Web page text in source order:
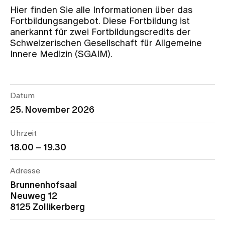
Zuweisende
Events
Aktuelles
Kontakt
Babygalerie
Hier finden Sie alle Informationen über das
Fortbildungsangebot. Diese Fortbildung ist
anerkannt für zwei Fortbildungscredits der
Schweizerischen Gesellschaft für Allgemeine
Innere Medizin (SGAIM).
Datum
25. November 2026
Uhrzeit
18.00 – 19.30
Adresse
Brunnenhofsaal
Neuweg 12
8125 Zollikerberg